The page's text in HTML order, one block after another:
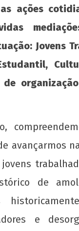
ações
Jovens
avançarmos
de
e